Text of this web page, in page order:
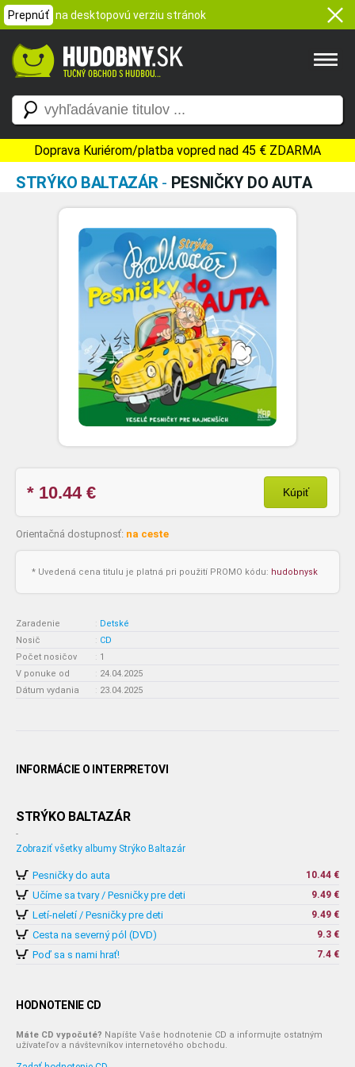
Prepnúť na desktopovú verziu stránok
Doprava Kuriérom/platba vopred nad 45 € ZDARMA
STRÝKO BALTAZÁR- PESNIČKY DO AUTA
* 10.44€ Kúpiť
Orientačná dostupnosť: na ceste
* Uvedená cena titulu je platná pri použití PROMO kódu: hudobnysk
Zaradenie : Detské
Nosič
: CD
Počet nosičov
: 1
V ponuke od
: 24.04.2025
Dátum vydania
: 23.04.2025
INFORMÁCIE O INTERPRETOVI
STRÝKO BALTAZÁR
-
Zobraziť všetky albumy Strýko Baltazár
Pesničky do auta 10.44 €
Učíme sa tvary / Pesničky pre deti 9.49 €
Letí-neletí / Pesničky pre deti 9.49 €
Cesta na severný pól (DVD) 9.3 €
Poď sa s nami hrať! 7.4 €
HODNOTENIE CD
Máte CD vypočuté? Napíšte Vaše hodnotenie CD a informujte ostatným
užívateľov a návštevníkov internetového obchodu.